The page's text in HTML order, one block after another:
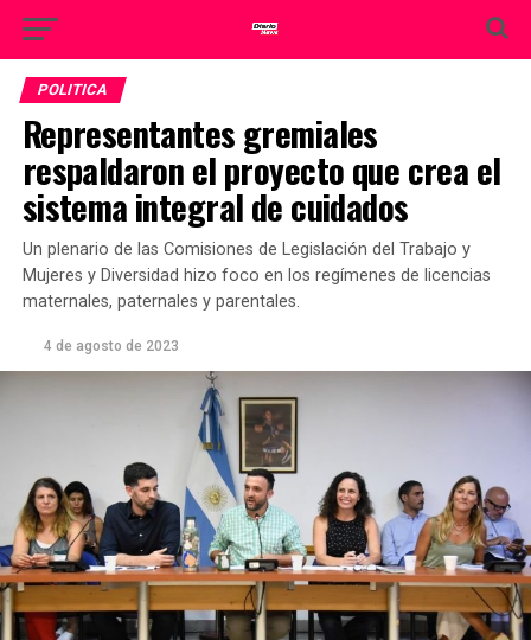
POLITICA
Representantes gremiales
respaldaron el proyecto que crea el
sistema integral de cuidados
Un plenario de las Comisiones de Legislación del Trabajo y
Mujeres y Diversidad hizo foco en los regímenes de licencias
maternales, paternales y parentales.
4 de agosto de 2023